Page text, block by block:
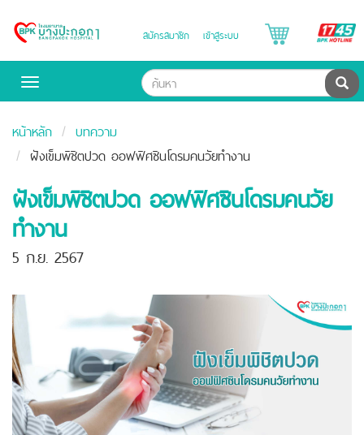
Bangpakok
สมัครสมาชิก เข้าสู่ระบบ
Toggle
ค้น
หน้าหลัก
บทความ
ฝังเข็มพิชิตปวด ออฟฟิศซินโดรมคนวัยทำงาน
ฝังเข็มพิชิตปวด ออฟฟิศซินโดรมคนวัย
ทำงาน
5 ก.ย. 2567